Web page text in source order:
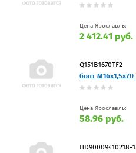
Цена Ярославль:
2 412.41 руб.
Q151B1670TF2
болт
Цена Ярославль:
58.96 руб.
HD90009410218-